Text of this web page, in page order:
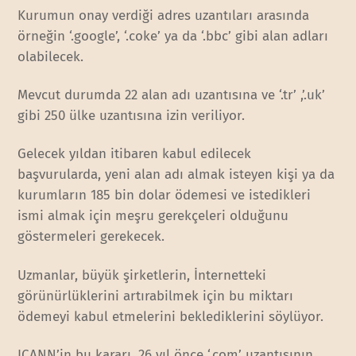
Kurumun onay verdiği adres uzantıları arasında
örneğin ‘.google’, ‘.coke’ ya da ‘.bbc’ gibi alan adları
olabilecek.
Mevcut durumda 22 alan adı uzantısına ve ‘.tr’ ,’.uk’
gibi 250 ülke uzantısına izin veriliyor.
Gelecek yıldan itibaren kabul edilecek
başvurularda, yeni alan adı almak isteyen kişi ya da
kurumların 185 bin dolar ödemesi ve istedikleri
ismi almak için meşru gerekçeleri olduğunu
göstermeleri gerekecek.
Uzmanlar, büyük şirketlerin, İnternetteki
görünürlüklerini artırabilmek için bu miktarı
ödemeyi kabul etmelerini beklediklerini söylüyor.